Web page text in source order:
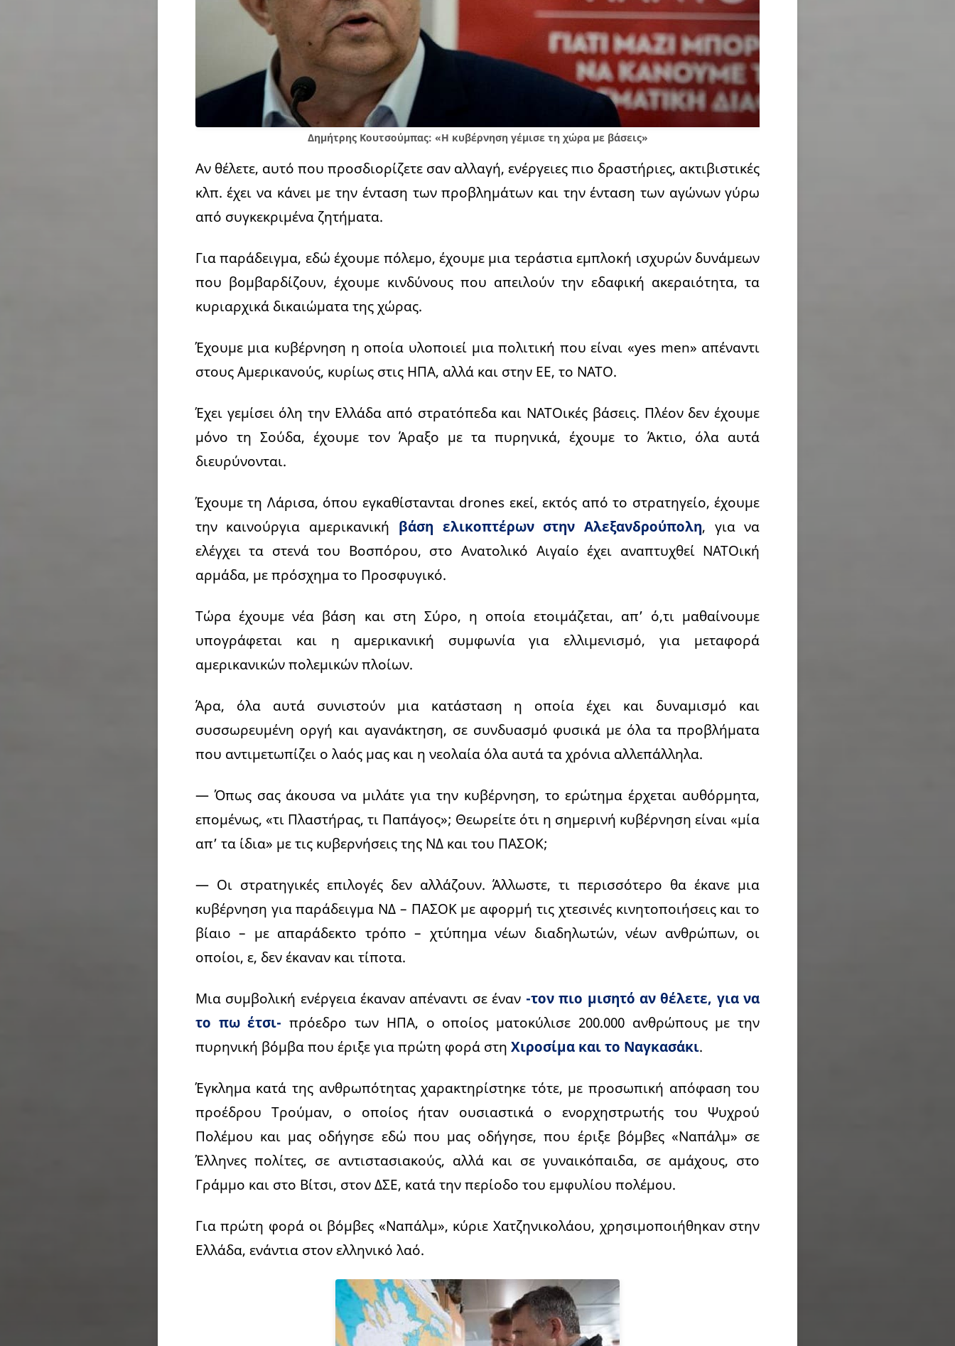
Δημήτρης Κουτσούμπας: «Η κυβέρνηση γέμισε τη χώρα με βάσεις»
Αν θέλετε, αυτό που προσδιορίζετε σαν αλλαγή, ενέργειες πιο δραστήριες, ακτιβιστικές
κλπ. έχει να κάνει με την ένταση των προβλημάτων και την ένταση των αγώνων γύρω
από συγκεκριμένα ζητήματα.
Για παράδειγμα, εδώ έχουμε πόλεμο, έχουμε μια τεράστια εμπλοκή ισχυρών δυνάμεων
που βομβαρδίζουν, έχουμε κινδύνους που απειλούν την εδαφική ακεραιότητα, τα
κυριαρχικά δικαιώματα της χώρας.
Έχουμε μια κυβέρνηση η οποία υλοποιεί μια πολιτική που είναι «yes men» απέναντι
στους Αμερικανούς, κυρίως στις ΗΠΑ, αλλά και στην ΕΕ, το ΝΑΤΟ.
Έχει γεμίσει όλη την Ελλάδα από στρατόπεδα και ΝΑΤΟικές βάσεις. Πλέον δεν έχουμε
μόνο τη Σούδα, έχουμε τον Άραξο με τα πυρηνικά, έχουμε το Άκτιο, όλα αυτά
διευρύνονται.
Έχουμε τη Λάρισα, όπου εγκαθίστανται drones εκεί, εκτός από το στρατηγείο, έχουμε
την καινούργια αμερικανική βάση ελικοπτέρων στην Αλεξανδρούπολη, για να
ελέγχει τα στενά του Βοσπόρου, στο Ανατολικό Αιγαίο έχει αναπτυχθεί ΝΑΤΟική
αρμάδα, με πρόσχημα το Προσφυγικό.
Τώρα έχουμε νέα βάση και στη Σύρο, η οποία ετοιμάζεται, απ’ ό,τι μαθαίνουμε
υπογράφεται και η αμερικανική συμφωνία για ελλιμενισμό, για μεταφορά
αμερικανικών πολεμικών πλοίων.
Άρα, όλα αυτά συνιστούν μια κατάσταση η οποία έχει και δυναμισμό και
συσσωρευμένη οργή και αγανάκτηση, σε συνδυασμό φυσικά με όλα τα προβλήματα
που αντιμετωπίζει ο λαός μας και η νεολαία όλα αυτά τα χρόνια αλλεπάλληλα.
— Όπως σας άκουσα να μιλάτε για την κυβέρνηση, το ερώτημα έρχεται αυθόρμητα,
επομένως, «τι Πλαστήρας, τι Παπάγος»; Θεωρείτε ότι η σημερινή κυβέρνηση είναι «μία
απ’ τα ίδια» με τις κυβερνήσεις της ΝΔ και του ΠΑΣΟΚ;
— Οι στρατηγικές επιλογές δεν αλλάζουν. Άλλωστε, τι περισσότερο θα έκανε μια
κυβέρνηση για παράδειγμα ΝΔ – ΠΑΣΟΚ με αφορμή τις χτεσινές κινητοποιήσεις και το
βίαιο – με απαράδεκτο τρόπο – χτύπημα νέων διαδηλωτών, νέων ανθρώπων, οι
οποίοι, ε, δεν έκαναν και τίποτα.
Μια συμβολική ενέργεια έκαναν απέναντι σε έναν -τον πιο μισητό αν θέλετε, για να
το πω έτσι-πρόεδρο των ΗΠΑ, ο οποίος ματοκύλισε 200.000 ανθρώπους με την
πυρηνική βόμβα που έριξε για πρώτη φορά στη Χιροσίμα και το Ναγκασάκι.
Έγκλημα κατά της ανθρωπότητας χαρακτηρίστηκε τότε, με προσωπική απόφαση του
προέδρου Τρούμαν, ο οποίος ήταν ουσιαστικά ο ενορχηστρωτής του Ψυχρού
Πολέμου και μας οδήγησε εδώ που μας οδήγησε, που έριξε βόμβες «Ναπάλμ» σε
Έλληνες πολίτες, σε αντιστασιακούς, αλλά και σε γυναικόπαιδα, σε αμάχους, στο
Γράμμο και στο Βίτσι, στον ΔΣΕ, κατά την περίοδο του εμφυλίου πολέμου.
Για πρώτη φορά οι βόμβες «Ναπάλμ», κύριε Χατζηνικολάου, χρησιμοποιήθηκαν στην
Ελλάδα, ενάντια στον ελληνικό λαό.